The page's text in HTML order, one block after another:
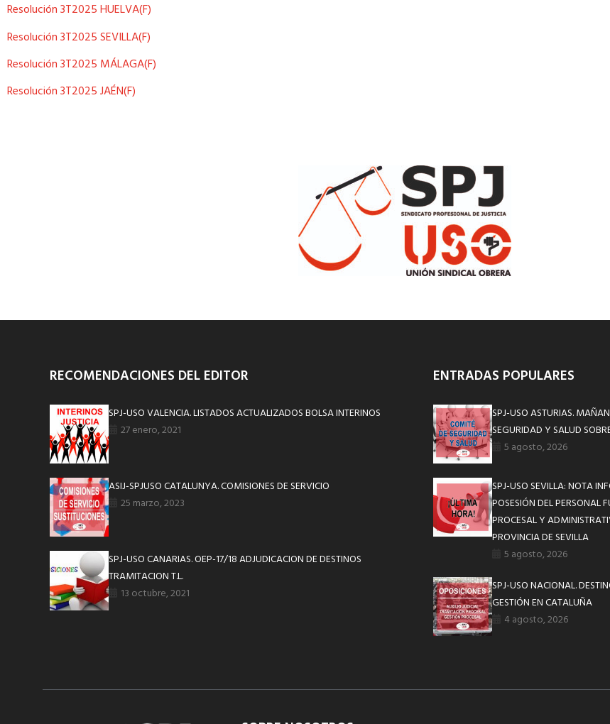
Resolución 3T2025 HUELVA(F)
Resolución 3T2025 SEVILLA(F)
Resolución 3T2025 MÁLAGA(F)
Resolución 3T2025 JAÉN(F)
RECOMENDACIONES DEL EDITOR
SPJ-USO VALENCIA. LISTADOS ACTUALIZADOS BOLSA INTERINOS
27 enero, 2021
ASIJ-SPJUSO CATALUNYA. COMISIONES DE SERVICIO
25 marzo, 2023
SPJ-USO CANARIAS. OEP-17/18 ADJUDICACION DE DESTINOS
TRAMITACION T.L.
13 octubre, 2021
ENTRADAS POPULARES
SPJ-USO ASTURIAS.
SEGURIDAD Y SALUD
5 agosto, 2026
SPJ-USO SEVILLA: NOTA
POSESIÓN DEL PERSONAL
PROCESAL Y
PROVINCIA DE SEVILLA
5 agosto, 2026
SPJ-USO NACIONAL.
GESTIÓN EN CATALUÑA
4 agosto, 2026